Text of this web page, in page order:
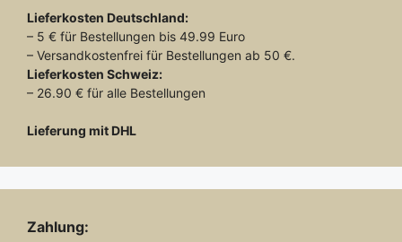
Lieferkosten Deutschland:
– 5 € für Bestellungen bis 49.99 Euro
– Versandkostenfrei für Bestellungen ab 50 €.
Lieferkosten Schweiz:
– 26.90 € für alle Bestellungen
Lieferung mit DHL
Zahlung: